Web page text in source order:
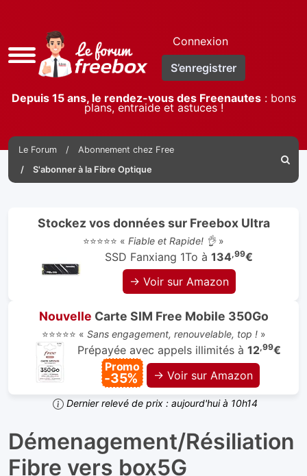
Accès
rapide
Connexion
S’enregistrer
Depuis 15 ans, le rendez-vous des Freenautes: bons
plans, entraide et astuces !
Le Forum
Abonnement chez Free
S'abonner à la Fibre Optique
Stockez vos données sur Freebox Ultra
⭐⭐⭐⭐⭐ « Fiable et Rapide! 👌»
SSD Fanxiang 1To à 134,99€
→ Voir sur Amazon
Nouvelle Carte SIM Free Mobile 350Go
⭐⭐⭐⭐⭐ « Sans engagement, renouvelable, top !»
Prépayée avec appels illimités à 12,99€
Promo
-35% → Voir sur Amazon
Dernier relevé de prix : aujourd'hui à 10h14
Démenagement/Résiliation
Fibre vers box5G